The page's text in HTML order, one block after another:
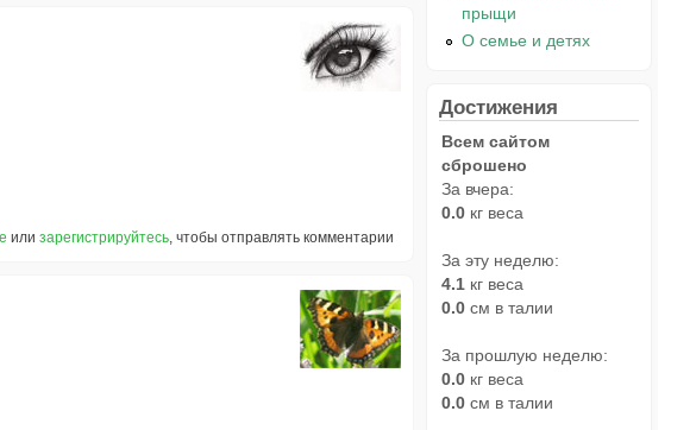
или зарегистрируйтесь , чтобы отправлять комментарии
прыщи
О семье и детях
Достижения
Всем сайтом
сброшено
За вчера:
0.0 кг веса
За эту неделю:
4.1 кг веса
0.0 см в талии
За прошлую неделю:
0.0 кг веса
0.0 см в талии